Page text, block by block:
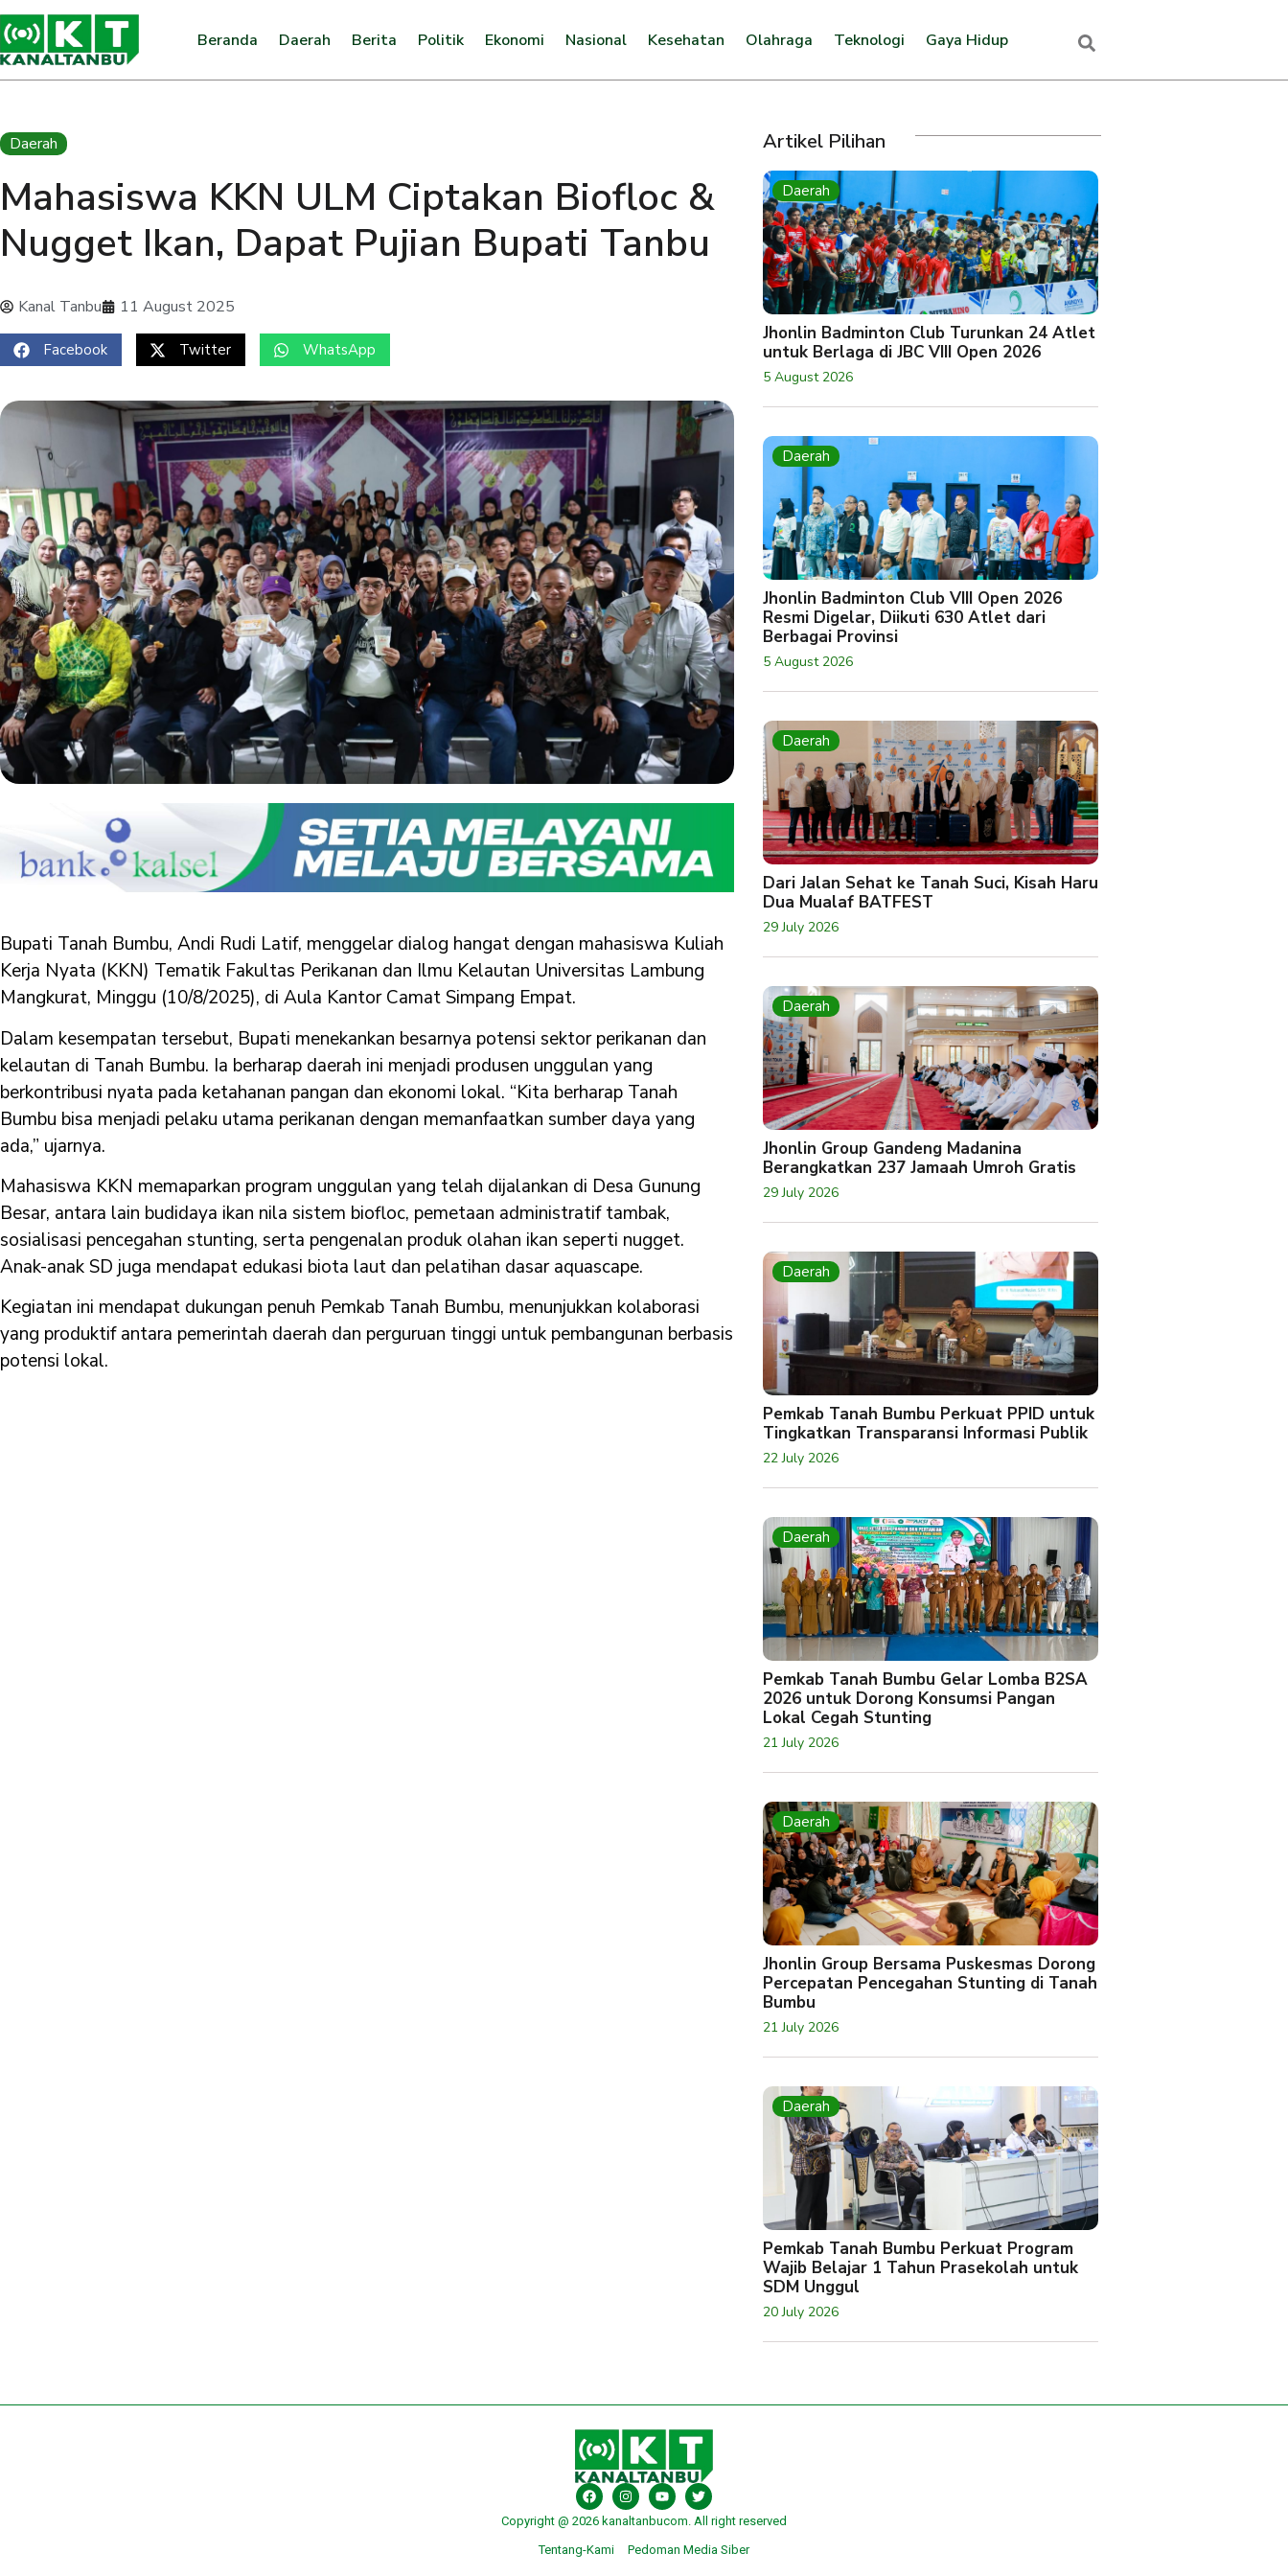
Beranda Daerah Berita Politik Ekonomi Nasional Kesehatan Olahraga Teknologi Gaya Hidup
Daerah
Mahasiswa KKN ULM Ciptakan Biofloc &
Nugget Ikan, Dapat Pujian Bupati Tanbu
Kanal Tanbu 11 August 2025
Facebook Twitter WhatsApp
Bupati Tanah Bumbu, Andi Rudi Latif, menggelar dialog hangat dengan mahasiswa Kuliah
Kerja Nyata (KKN) Tematik Fakultas Perikanan dan Ilmu Kelautan Universitas Lambung
Mangkurat, Minggu (10/8/2025), di Aula Kantor Camat Simpang Empat.
Dalam kesempatan tersebut, Bupati menekankan besarnya potensi sektor perikanan dan
kelautan di Tanah Bumbu. Ia berharap daerah ini menjadi produsen unggulan yang
berkontribusi nyata pada ketahanan pangan dan ekonomi lokal. “Kita berharap Tanah
Bumbu bisa menjadi pelaku utama perikanan dengan memanfaatkan sumber daya yang
ada,” ujarnya.
Mahasiswa KKN memaparkan program unggulan yang telah dijalankan di Desa Gunung
Besar, antara lain budidaya ikan nila sistem biofloc, pemetaan administratif tambak,
sosialisasi pencegahan stunting, serta pengenalan produk olahan ikan seperti nugget.
Anak-anak SD juga mendapat edukasi biota laut dan pelatihan dasar aquascape.
Kegiatan ini mendapat dukungan penuh Pemkab Tanah Bumbu, menunjukkan kolaborasi
yang produktif antara pemerintah daerah dan perguruan tinggi untuk pembangunan berbasis
potensi lokal.
Artikel Pilihan
Daerah
Jhonlin Badminton Club Turunkan 24 Atlet
untuk Berlaga di JBC VIII Open 2026
5 August 2026
Daerah
Jhonlin Badminton Club VIII Open 2026
Resmi Digelar, Diikuti 630 Atlet dari
Berbagai Provinsi
5 August 2026
Daerah
Dari Jalan Sehat ke Tanah Suci, Kisah Haru
Dua Mualaf BATFEST
29 July 2026
Daerah
Jhonlin Group Gandeng Madanina
Berangkatkan 237 Jamaah Umroh Gratis
29 July 2026
Daerah
Pemkab Tanah Bumbu Perkuat PPID untuk
Tingkatkan Transparansi Informasi Publik
22 July 2026
Daerah
Pemkab Tanah Bumbu Gelar Lomba B2SA
2026 untuk Dorong Konsumsi Pangan
Lokal Cegah Stunting
21 July 2026
Daerah
Jhonlin Group Bersama Puskesmas Dorong
Percepatan Pencegahan Stunting di Tanah
Bumbu
21 July 2026
Daerah
Pemkab Tanah Bumbu Perkuat Program
Wajib Belajar 1 Tahun Prasekolah untuk
SDM Unggul
20 July 2026
Copyright @ 2026 kanaltanbucom. All right reserved
Tentang-Kami
Pedoman Media Siber